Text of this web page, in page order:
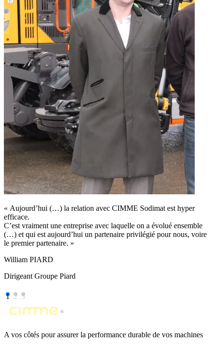
« Aujourd’hui (…) la relation avec CIMME Sodimat est hyper
efficace.
C’est vraiment une entreprise avec laquelle on a évolué ensemble
(…) et qui est aujourd’hui un partenaire privilégié pour nous, voire
le premier partenaire. »
William PIARD
Dirigeant Groupe Piard
1 2 3
A vos côtés pour assurer la performance durable de vos machines